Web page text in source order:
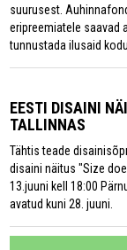
suurusest.
eripreemiatele saavad
tunnustada ilusaid
EESTI DISAINI
TALLINNAS
Tähtis teade
disaini näitus "Size
13.juuni kell 18:00
avatud kuni 28. juuni.